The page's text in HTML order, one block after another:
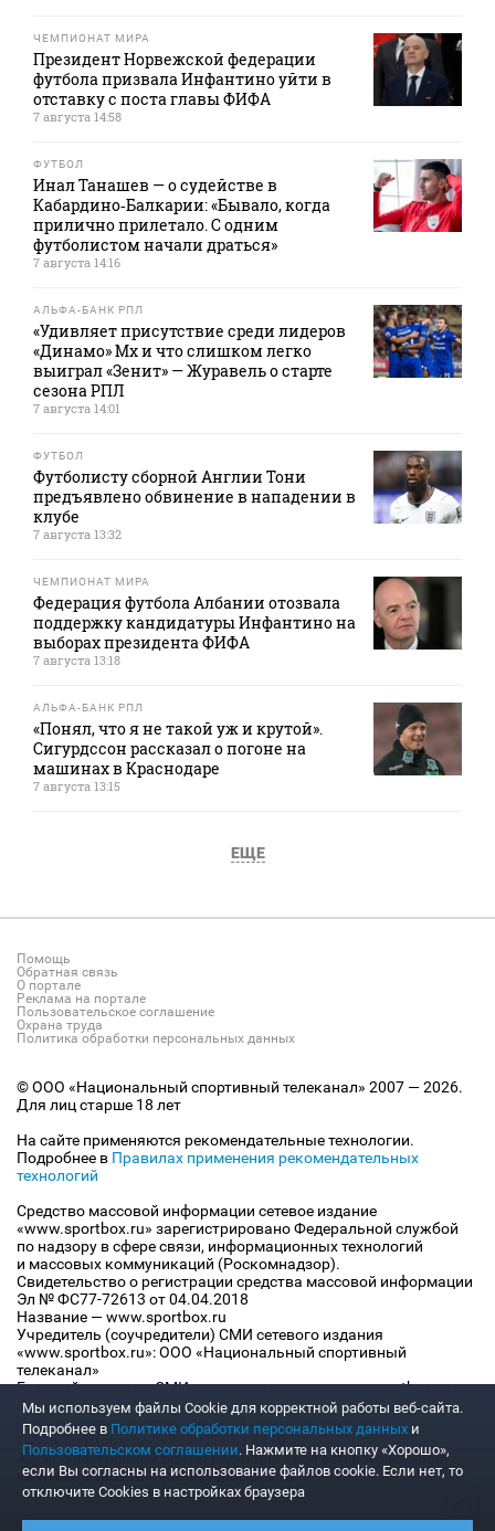
ЧЕМПИОНАТ МИРА
Президент Норвежской федерации
футбола призвала Инфантино уйти в
отставку с поста главы ФИФА
7 августа 14:58
ФУТБОЛ
Инал Танашев — о судействе в
Кабардино‑Балкарии: «Бывало, когда
прилично прилетало. С одним
футболистом начали драться»
7 августа 14:16
АЛЬФА-БАНК РПЛ
«Удивляет присутствие среди лидеров
«Динамо» Мх и что слишком легко
выиграл «Зенит» — Журавель о старте
сезона РПЛ
7 августа 14:01
ФУТБОЛ
Футболисту сборной Англии Тони
предъявлено обвинение в нападении в
клубе
7 августа 13:32
ЧЕМПИОНАТ МИРА
Федерация футбола Албании отозвала
поддержку кандидатуры Инфантино на
выборах президента ФИФА
7 августа 13:18
АЛЬФА-БАНК РПЛ
«Понял, что я не такой уж и крутой».
Сигурдссон рассказал о погоне на
машинах в Краснодаре
7 августа 13:15
ЕЩЕ
Помощь
Обратная связь
О портале
Реклама на портале
Пользовательское соглашение
Охрана труда
Политика обработки персональных данных
© ООО «Национальный спортивный телеканал» 2007 — 2026.
Для лиц старше 18 лет
На сайте применяются рекомендательные технологии.
Подробнее в Правилах применения рекомендательных
технологий
Средство массовой информации сетевое издание
«www.sportbox.ru» зарегистрировано Федеральной службой
по надзору в сфере связи, информационных технологий
и массовых коммуникаций (Роскомнадзор).
Свидетельство о регистрации средства массовой информации
Эл № ФС77-72613 от 04.04.2018
Название — www.sportbox.ru
Учредитель (соучредители) СМИ сетевого издания
«www.sportbox.ru»: ООО «Национальный спортивный
телеканал»
Главный редактор СМИ сетевого издания «www.sportbox.ru»:
Конов В.А.
Номер телефона редакции СМИ сетевого издания
«www.sportbox.ru»: +7 (495) 653 8419
Адрес электронной почты редакции СМИ сетевого издания
«www.sportbox.ru»: editor@sportbox.ru
Мы используем файлы Сookie для корректной работы веб-сайта.
Подробнее в Политике обработки персональных данных и
Пользовательском соглашении. Нажмите на кнопку «Хорошо»,
если Вы согласны на использование файлов cookie. Если нет, то
отключите Cookies в настройках браузера